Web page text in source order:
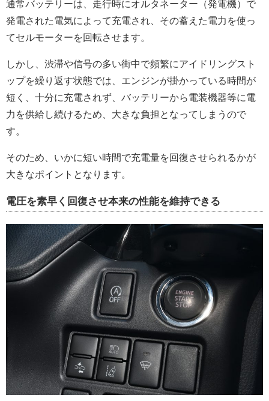
通常バッテリーは、走行時にオルタネーター（発電機）で
発電された電気によって充電され、その蓄えた電力を使っ
てセルモーターを回転させます。
しかし、渋滞や信号の多い街中で頻繁にアイドリングスト
ップを繰り返す状態では、エンジンが掛かっている時間が
短く、十分に充電されず、バッテリーから電装機器等に電
力を供給し続けるため、大きな負担となってしまうので
す。
そのため、いかに短い時間で充電量を回復させられるかが
大きなポイントとなります。
電圧を素早く回復させ本来の性能を維持できる